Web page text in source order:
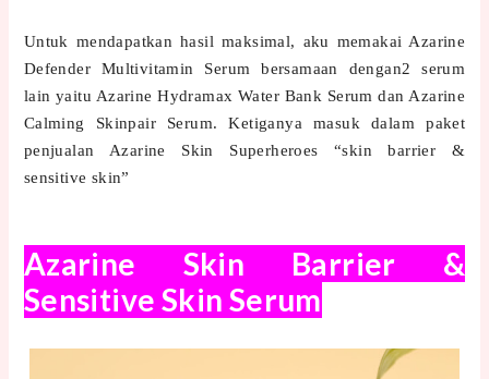
Untuk mendapatkan hasil maksimal, aku memakai Azarine
Defender Multivitamin Serum bersamaan dengan2 serum
lain yaitu Azarine Hydramax Water Bank Serum dan Azarine
Calming Skinpair Serum. Ketiganya masuk dalam paket
penjualan Azarine Skin Superheroes “skin barrier &
sensitive skin”
Azarine Skin Barrier &
Sensitive Skin Serum